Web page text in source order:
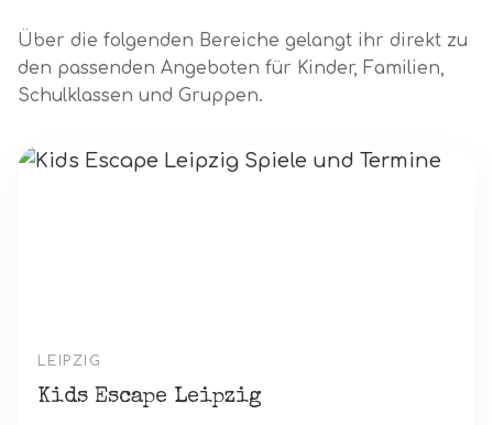
Über die folgenden Bereiche gelangt ihr direkt zu
den passenden Angeboten für Kinder, Familien,
Schulklassen und Gruppen.
LEIPZIG
Kids Escape Leipzig